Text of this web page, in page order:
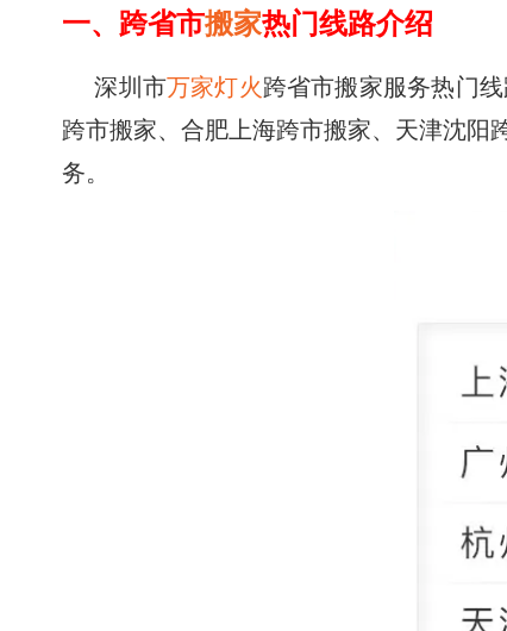
一、跨省市搬家热门线路介绍
深圳市万家灯火跨省市搬家服务热门
跨市搬家、合肥上海跨市搬家、天津沈阳
务。